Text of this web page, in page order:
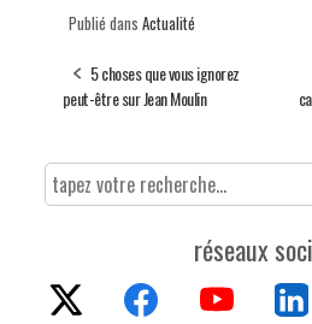
Publié dans Actualité
5 choses que vous ignorez
peut-être sur Jean Moulin
réseaux